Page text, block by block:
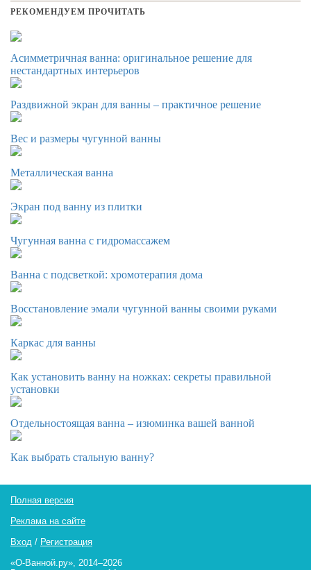
РЕКОМЕНДУЕМ ПРОЧИТАТЬ
Асимметричная ванна: оригинальное решение для
нестандартных интерьеров
Раздвижной экран для ванны – практичное решение
Вес и размеры чугунной ванны
Металлическая ванна
Экран под ванну из плитки
Чугунная ванна с гидромассажем
Ванна с подсветкой: хромотерапия дома
Восстановление эмали чугунной ванны своими руками
Каркас для ванны
Как установить ванну на ножках: секреты правильной
установки
Отдельностоящая ванна – изюминка вашей ванной
Как выбрать стальную ванну?
Полная версия
Реклама на сайте
Вход / Регистрация
«О-Ванной.ру», 2014–2026